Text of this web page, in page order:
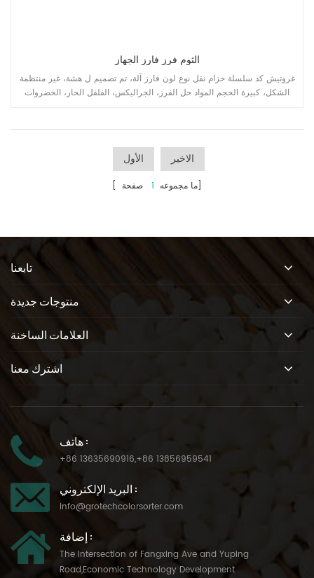
الثوم فرز فارز الجهاز
غروتيش كد سلسلة حزام نقل نوع لون فارز آلة، تم تصميم ل هشة، غير منتظمة
الشكل، كبيرة الحجم المواد حل الفرز، الجراليكس، الفلفل الحار، الخضروات
الأول الاخير
[ ما مجموعه 1
تابعنا
منتوجات جديدة
العلامات الساخنة
اشترك معنا
هاتف :
+86 13635690916,+86 13856959541
البريد الإلكتروني :
info@grotechcolorsorter.com
إضافة :
The Intersection of Fangxing Ave and Yuping
Road,Economic Technology Development